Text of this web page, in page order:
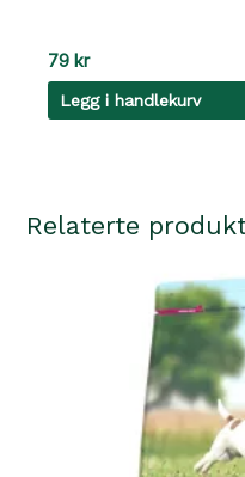
79 kr
Legg i handlekurv
Relaterte